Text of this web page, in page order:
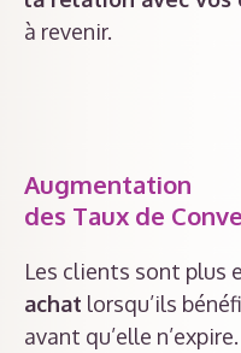
à revenir.
Augmentation
des Taux de
Les clients sont plus
achat lorsqu’ils
avant qu’elle